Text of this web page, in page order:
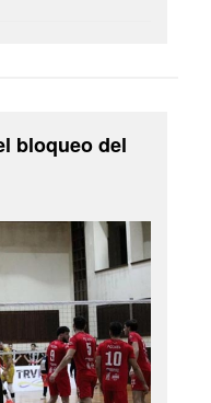
bloqueo del